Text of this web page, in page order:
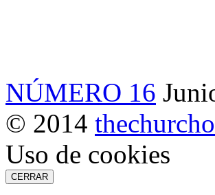
NÚMERO 16
© 2014
Uso de cookies
CERRAR